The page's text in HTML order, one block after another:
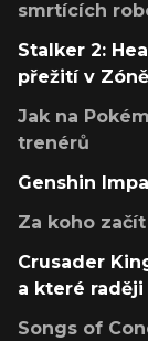
smrtících
Stalker 2:
přežití v Zóně
Jak na
trenérů
Genshin
Za koho
Crusader
a které
Songs of